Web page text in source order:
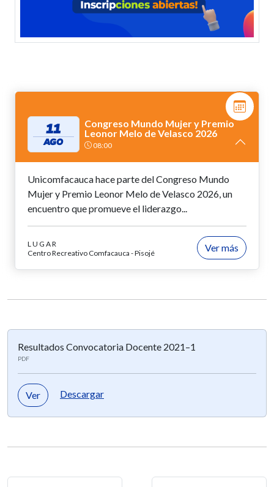
11
AGO
Congreso Mundo Mujer y Premio
Leonor Melo de Velasco 2026
08:00
Unicomfacauca hace parte del Congreso Mundo
Mujer y Premio Leonor Melo de Velasco 2026, un
encuentro que promueve el liderazgo...
LUGAR
Centro Recreativo Comfacauca - Pisojé
Ver más
Resultados Convocatoria Docente 2021–1
PDF
Ver Descargar